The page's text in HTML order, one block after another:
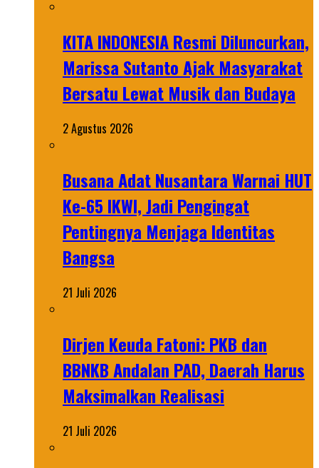
KITA INDONESIA Resmi Diluncurkan,
Marissa Sutanto Ajak Masyarakat
Bersatu Lewat Musik dan Budaya
2 Agustus 2026
Busana Adat Nusantara Warnai HUT
Ke-65 IKWI, Jadi Pengingat
Pentingnya Menjaga Identitas
Bangsa
21 Juli 2026
Dirjen Keuda Fatoni: PKB dan
BBNKB Andalan PAD, Daerah Harus
Maksimalkan Realisasi
21 Juli 2026